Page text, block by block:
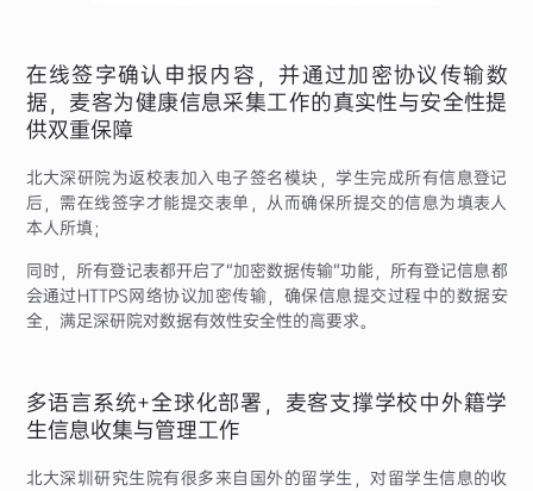
在线签字确认申报内容，并通过加密协议传输数
据，麦客为健康信息采集工作的真实性与安全性提
供双重保障
北大深研院为返校表加入电子签名模块，学生完成所有信息登记
后，需在线签字才能提交表单，从而确保所提交的信息为填表人
本人所填；
同时，所有登记表都开启了“加密数据传输”功能，所有登记信息都
会通过HTTPS网络协议加密传输，确保信息提交过程中的数据安
全，满足深研院对数据有效性安全性的高要求。
多语言系统+全球化部署，麦客支撑学校中外籍学
生信息收集与管理工作
北大深圳研究生院有很多来自国外的留学生，对留学生信息的收